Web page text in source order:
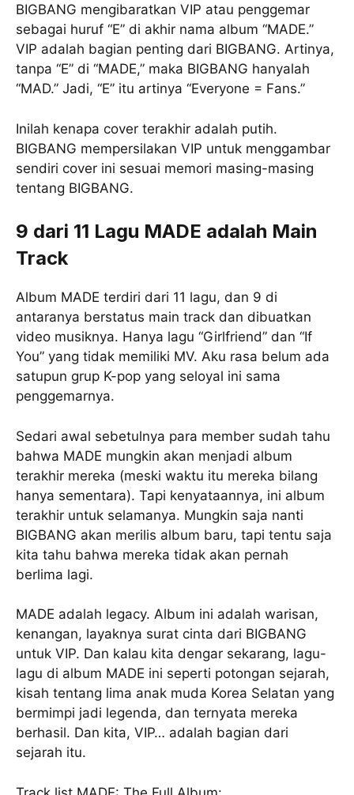
BIGBANG mengibaratkan VIP atau penggemar
sebagai huruf “E” di akhir nama album “MADE.”
VIP adalah bagian penting dari BIGBANG. Artinya,
tanpa “E” di “MADE,” maka BIGBANG hanyalah
“MAD.” Jadi, “E” itu artinya “Everyone = Fans.”
Inilah kenapa cover terakhir adalah putih.
BIGBANG mempersilakan VIP untuk menggambar
sendiri cover ini sesuai memori masing-masing
tentang BIGBANG.
9 dari 11 Lagu MADE adalah Main
Track
Album MADE terdiri dari 11 lagu, dan 9 di
antaranya berstatus main track dan dibuatkan
video musiknya. Hanya lagu “Girlfriend” dan “If
You” yang tidak memiliki MV. Aku rasa belum ada
satupun grup K-pop yang seloyal ini sama
penggemarnya.
Sedari awal sebetulnya para member sudah tahu
bahwa MADE mungkin akan menjadi album
terakhir mereka (meski waktu itu mereka bilang
hanya sementara). Tapi kenyataannya, ini album
terakhir untuk selamanya. Mungkin saja nanti
BIGBANG akan merilis album baru, tapi tentu saja
kita tahu bahwa mereka tidak akan pernah
berlima lagi.
MADE adalah legacy. Album ini adalah warisan,
kenangan, layaknya surat cinta dari BIGBANG
untuk VIP. Dan kalau kita dengar sekarang, lagu-
lagu di album MADE ini seperti potongan sejarah,
kisah tentang lima anak muda Korea Selatan yang
bermimpi jadi legenda, dan ternyata mereka
berhasil. Dan kita, VIP… adalah bagian dari
sejarah itu.